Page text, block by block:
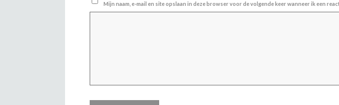
Mijn naam, e-mail en site opslaan in deze browser voor de volgende keer wanneer ik een